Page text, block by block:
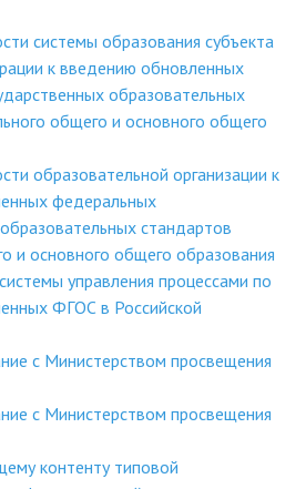
системы образования субъекта
к введению обновленных
образовательных
общего и основного общего
образовательной организации к
федеральных
стандартов
и основного общего образования
управления процессами по
ФГОС в Российской
с Министерством просвещения
с Министерством просвещения
контенту типовой